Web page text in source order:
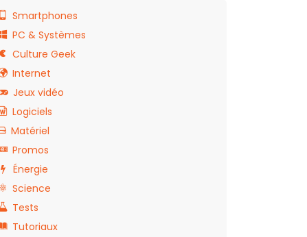
Smartphones
PC & Systèmes
Culture Geek
Internet
Jeux vidéo
Logiciels
Matériel
Promos
Énergie
Science
Tests
Tutoriaux